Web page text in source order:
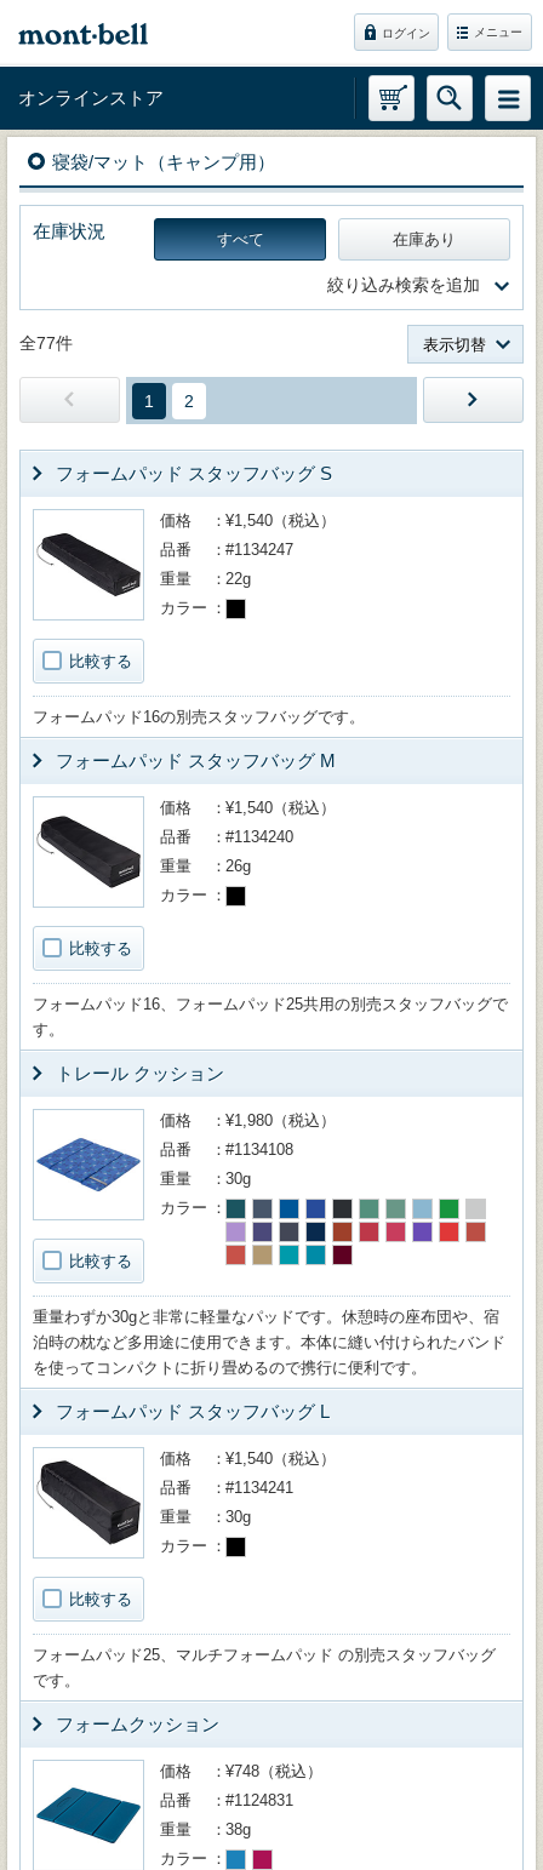
ログイン メニュー
オンラインストア
寝袋/マット（キャンプ用）
在庫状況 すべて 在庫あり
絞り込み検索を追加
全77件 表示切替
1 2
フォームパッド スタッフバッグ S
比較する
価格
¥1,540（税込）
品番
#1134247
重量
22g
カラー
フォームパッド16の別売スタッフバッグです。
フォームパッド スタッフバッグ M
比較する
価格
¥1,540（税込）
品番
#1134240
重量
26g
カラー
フォームパッド16、フォームパッド25共用の別売スタッフバッグで
す。
トレール クッション
比較する
価格
¥1,980（税込）
品番
#1134108
重量
30g
カラー
重量わずか30gと非常に軽量なパッドです。休憩時の座布団や、宿
泊時の枕など多用途に使用できます。本体に縫い付けられたバンド
を使ってコンパクトに折り畳めるので携行に便利です。
フォームパッド スタッフバッグ L
比較する
価格
¥1,540（税込）
品番
#1134241
重量
30g
カラー
フォームパッド25、マルチフォームパッド の別売スタッフバッグ
です。
フォームクッション
価格
¥748（税込）
品番
#1124831
重量
38g
カラー